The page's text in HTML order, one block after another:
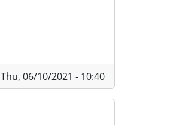
Thu, 06/10/2021 - 10:40